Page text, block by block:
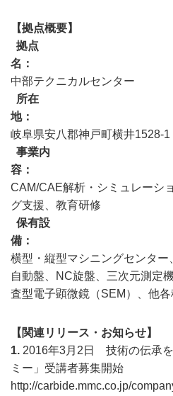
【拠点概要】
拠点
名
中部テクニカルセンター
所在
地
岐阜県安八郡神戸町横井1528-1
事業内
容
CAM/CAE解析・シミュレーシ
グ支援、教育研修
保有設
備
横型・縦型マシニングセンター
自動盤、NC旋盤、三次元測定
査型電子顕微鏡（SEM）、他
【関連リリース・お知らせ】
1. 2016年3月2日 技術の伝承
ミー」受講者募集開始
http://carbide.mmc.co.jp/